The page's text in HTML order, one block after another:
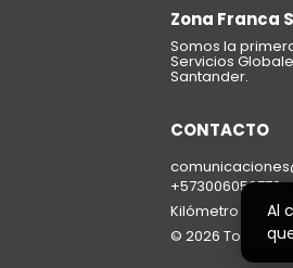
Zona Franca
Somos la
Servicios
Santander.
CONTACTO
+573006056779
Kilómetro 4
© 2026 Todos
Al